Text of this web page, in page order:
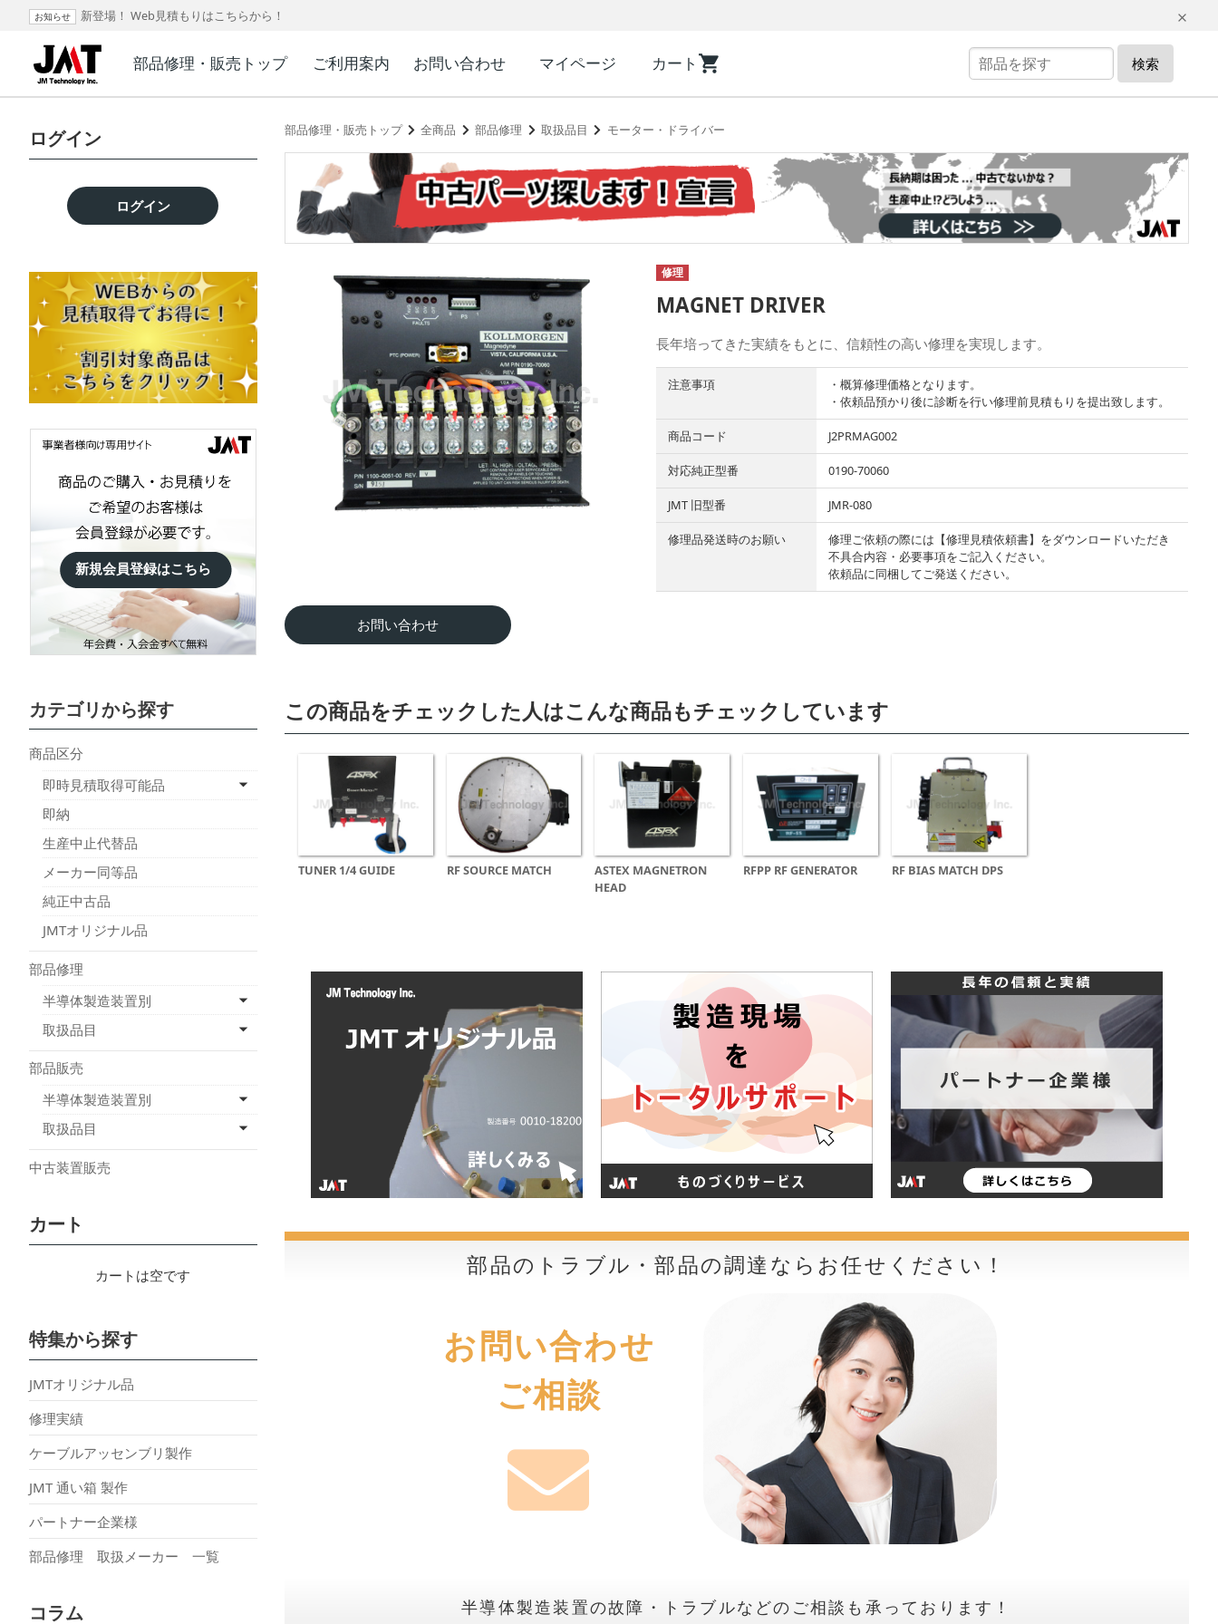
お知らせ 新登場！ Web見積もりはこちらから！
部品修理・販売トップ ご利用案内 お問い合わせ マイページ カート 検索
部品修理・販売トップ 全商品 部品修理 取扱品目 モーター・ドライバー
修理
MAGNET DRIVER
長年培ってきた実績をもとに、信頼性の高い修理を実現します。
注意事項
・概算修理価格となります。
・依頼品預かり後に診断を行い修理前見積もりを提出致します。
商品コード J2PRMAG002
対応純正型番 0190-70060
JMT 旧型番 JMR-080
修理品発送時のお願い
修理ご依頼の際には【修理見積依頼書】をダウンロードいただき
不具合内容・必要事項をご記入ください。
依頼品に同梱してご発送ください。
お問い合わせ
この商品をチェックした人はこんな商品もチェックしています
TUNER 1/4 GUIDE RF SOURCE MATCH
ASTEX MAGNETRON
HEAD
RFPP RF GENERATOR RF BIAS MATCH DPS
部品のトラブル・部品の調達ならお任せください！
お問い合わせ
ご相談
半導体製造装置の故障・トラブルなどのご相談も承っております！
ログイン
ログイン
新規会員登録はこちら
カテゴリから探す
商品区分
即時見積取得可能品
即納
生産中止代替品
メーカー同等品
純正中古品
JMTオリジナル品
部品修理
半導体製造装置別
取扱品目
部品販売
半導体製造装置別
取扱品目
中古装置販売
カート
カートは空です
特集から探す
JMTオリジナル品
修理実績
ケーブルアッセンブリ製作
JMT 通い箱 製作
パートナー企業様
部品修理 取扱メーカー 一覧
コラム